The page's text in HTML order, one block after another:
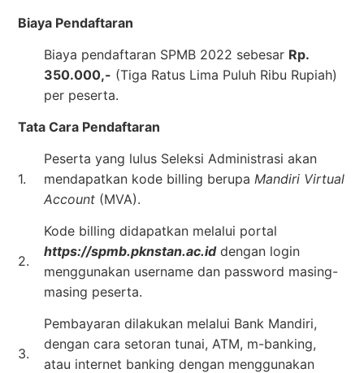
Biaya Pendaftaran
Biaya pendaftaran SPMB 2022 sebesar Rp.
350.000,- (Tiga Ratus Lima Puluh Ribu Rupiah)
per peserta.
Tata Cara Pendaftaran
1.
Peserta yang lulus Seleksi Administrasi akan
mendapatkan kode billing berupa Mandiri Virtual
Account (MVA).
2.
Kode billing didapatkan melalui portal
https://spmb.pknstan.ac.iddengan login
menggunakan username dan password masing-
masing peserta.
3.
Pembayaran dilakukan melalui Bank Mandiri,
dengan cara setoran tunai, ATM, m-banking,
atau internet banking dengan menggunakan